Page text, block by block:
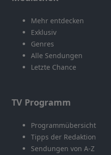
Mehr entdecken
Exklusiv
Genres
Alle Sendungen
Letzte Chance
TV Programm
Programmübersicht
Tipps der Redaktion
Sendungen von A-Z